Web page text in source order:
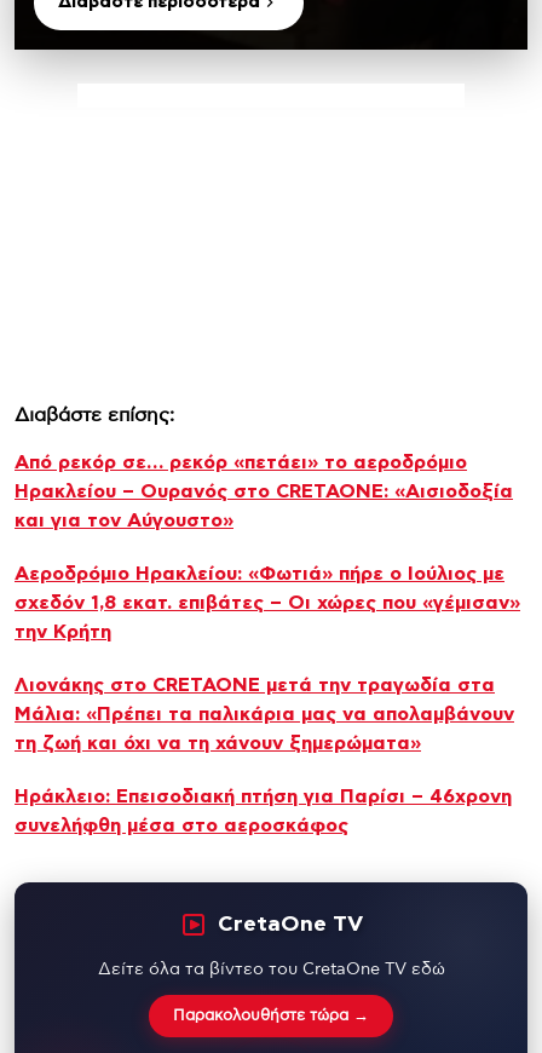
Διαβάστε επίσης:
Από ρεκόρ σε… ρεκόρ «πετάει» το αεροδρόμιο
Ηρακλείου – Ουρανός στο CRETAONE: «Αισιοδοξία
και για τον Αύγουστο»
Αεροδρόμιο Ηρακλείου: «Φωτιά» πήρε ο Ιούλιος με
σχεδόν 1,8 εκατ. επιβάτες – Οι χώρες που «γέμισαν»
την Κρήτη
Λιονάκης στο CRETAONE μετά την τραγωδία στα
Μάλια: «Πρέπει τα παλικάρια μας να απολαμβάνουν
τη ζωή και όχι να τη χάνουν ξημερώματα»
Ηράκλειο: Επεισοδιακή πτήση για Παρίσι – 46χρονη
συνελήφθη μέσα στο αεροσκάφος
CretaOne TV
Δείτε όλα τα βίντεο του CretaOne TV εδώ
Παρακολουθήστε τώρα →